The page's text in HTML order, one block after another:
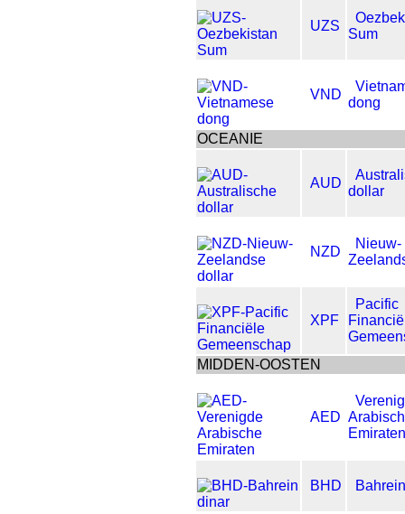
UZS
Sum
VND
dong
OCEANIE
AUD
dollar
NZD
Nieuw-
XPF
Pacific
MIDDEN-OOSTEN
AED
Emiraten
BHD